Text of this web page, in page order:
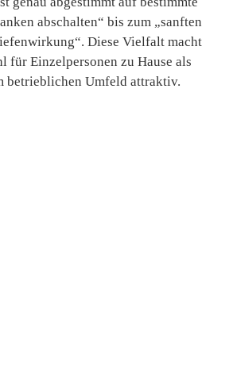
abschalten“ bis zum „sanften
Diese Vielfalt macht
für Einzelpersonen zu Hause als
betrieblichen Umfeld attraktiv.